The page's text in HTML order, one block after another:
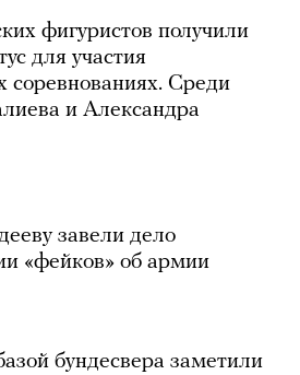
фигуристов получили
для участия
соревнованиях. Среди
и Александра
завели дело
«фейков» об армии
бундесвера заметили